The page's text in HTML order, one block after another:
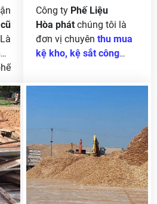
thu mua nhà kho ,thu
mua xác nhà , thu mua
nhà xưởng .
Công ty Phế Liệu
Hòa phát chúng tôi là
đơn vị chuyên thu mua
kệ kho, kệ sắt công
hàng tồn kho phế
liệu và máy móc cũ, dây
chuyền sản xuất. v, v.